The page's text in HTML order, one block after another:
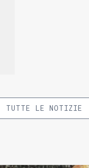
TUTTE LE NOTIZIE